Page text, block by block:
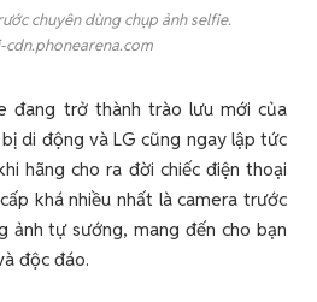
chuyên dùng chụp ảnh selfie.
cdn.phonearena.com
đang trở thành trào lưu mới của
di động và LG cũng ngay lập tức
hãng cho ra đời chiếc điện thoại
khá nhiều nhất là camera trước
ảnh tự sướng, mang đến cho bạn
độc đáo.